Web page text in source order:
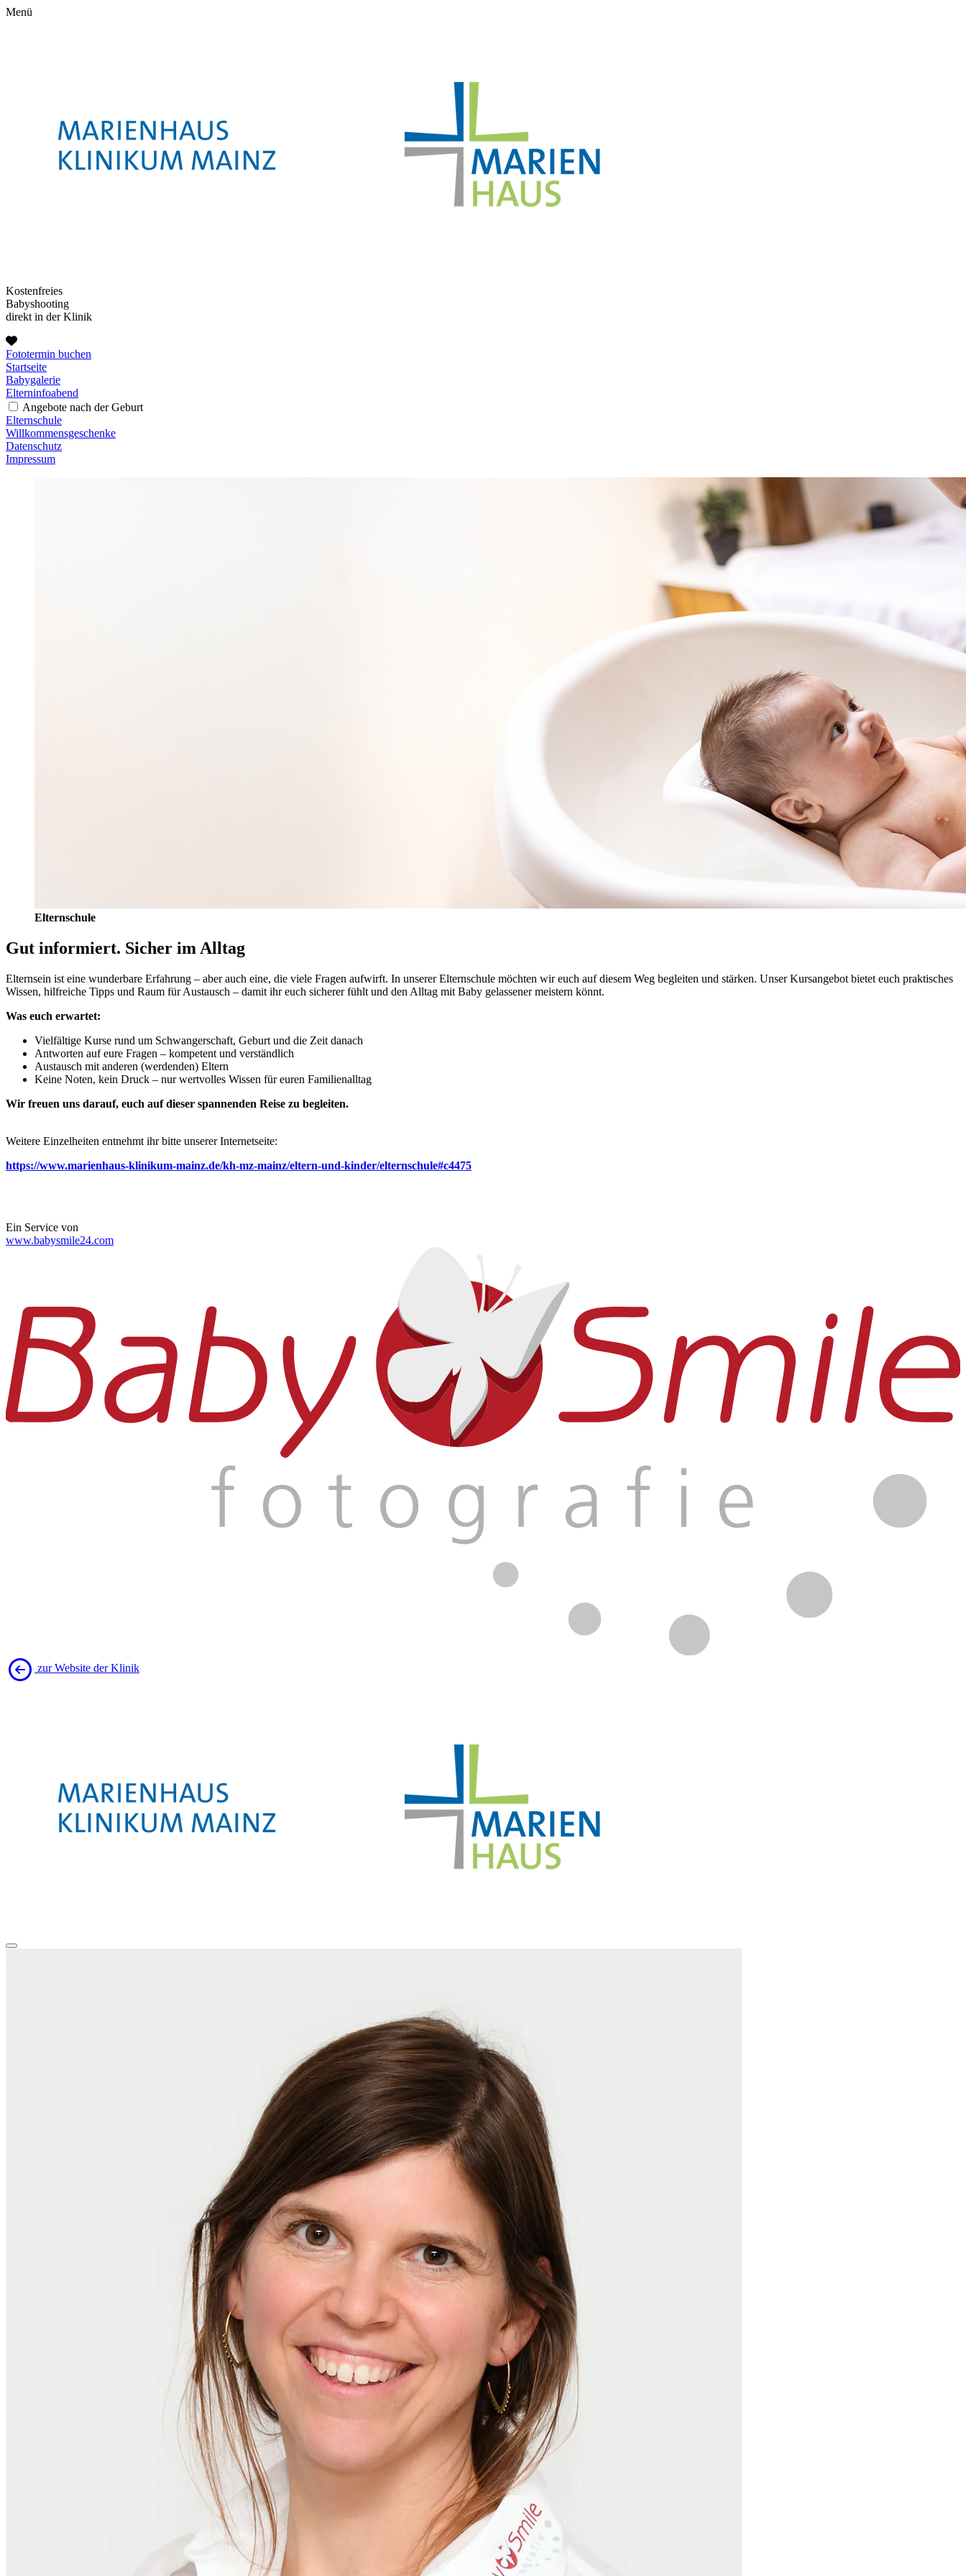
Menü
Kostenfreies
Babyshooting
direkt in der Klinik
Fototermin buchen
Startseite
Babygalerie
Elterninfoabend
Angebote nach der Geburt
Elternschule
Willkommensgeschenke
Datenschutz
Impressum
Elternschule
Gut informiert. Sicher im Alltag
Elternsein ist eine wunderbare Erfahrung – aber auch eine, die viele Fragen aufwirft. In unserer Elternschule möchten wir euch auf diesem Weg begleiten und stärken. Unser Kursangebot bietet euch praktisches
Wissen, hilfreiche Tipps und Raum für Austausch – damit ihr euch sicherer fühlt und den Alltag mit Baby gelassener meistern könnt.
Was euch erwartet:
Vielfältige Kurse rund um Schwangerschaft, Geburt und die Zeit danach
Antworten auf eure Fragen – kompetent und verständlich
Austausch mit anderen (werdenden) Eltern
Keine Noten, kein Druck – nur wertvolles Wissen für euren Familienalltag
Wir freuen uns darauf, euch auf dieser spannenden Reise zu begleiten.
Weitere Einzelheiten entnehmt ihr bitte unserer Internetseite:
https://www.marienhaus-klinikum-mainz.de/kh-mz-mainz/eltern-und-kinder/elternschule#c4475
Ein Service von
www.babysmile24.com
zur Website der Klinik